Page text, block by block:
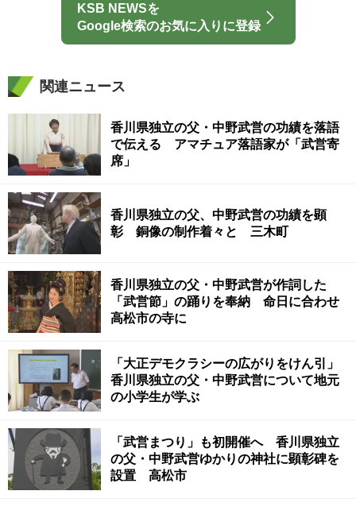
KSB NEWSを
Google検索のお気に入りに登録
関連ニュース
香川県独立の父・中野武営の功績を落語
で伝える アマチュア落語家が「武営寄
席」
香川県独立の父、中野武営の功績を顕
彰 銅像の制作着々と 三木町
香川県独立の父・中野武営が作詞した
「武営節」の踊りを奉納 命日に合わせ
高松市の寺に
「大正デモクラシーの広がりをけん引」
香川県独立の父・中野武営について地元
の小学生が学ぶ
「武営まつり」も初開催へ 香川県独立
の父・中野武営ゆかりの神社に顕彰碑を
設置 高松市